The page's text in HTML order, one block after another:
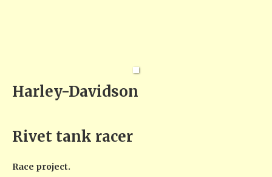
Harley-Davidson
Rivet tank racer
Race project.